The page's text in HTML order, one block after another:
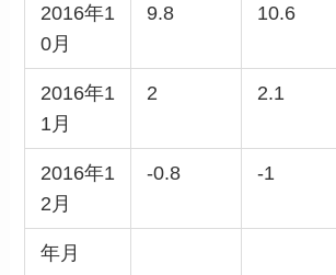
2016年1
0月
9.8 10.6
2016年1
1月
2 2.1
2016年1
2月
-0.8 -1
年月